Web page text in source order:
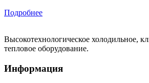
Подробнее
Высокотехнологическое холодильное,
тепловое оборудование.
Информация